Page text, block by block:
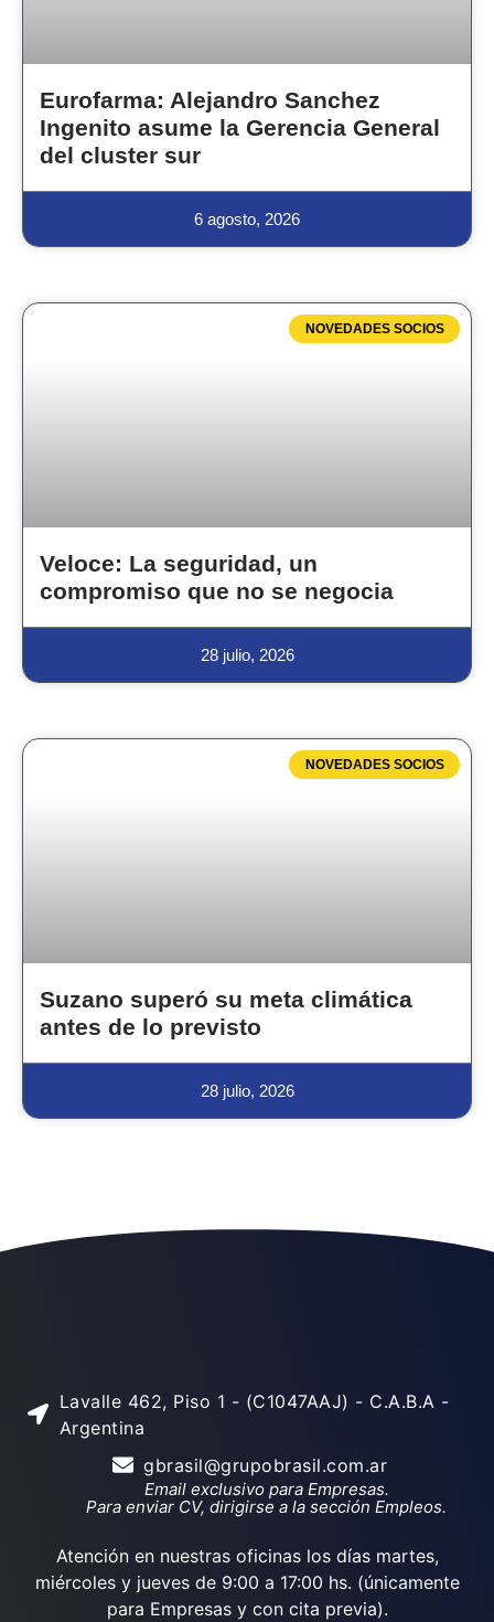
Eurofarma: Alejandro Sanchez
Ingenito asume la Gerencia General
del cluster sur
6 agosto, 2026
NOVEDADES SOCIOS
Veloce: La seguridad, un
compromiso que no se negocia
28 julio, 2026
NOVEDADES SOCIOS
Suzano superó su meta climática
antes de lo previsto
28 julio, 2026
Lavalle 462, Piso 1 - (C1047AAJ) - C.A.B.A -
Argentina
gbrasil@grupobrasil.com.ar
Email exclusivo para Empresas.
Para enviar CV, dirigirse a la sección Empleos.
Atención en nuestras oficinas los días martes,
miércoles y jueves de 9:00 a 17:00 hs. (únicamente
para Empresas y con cita previa).